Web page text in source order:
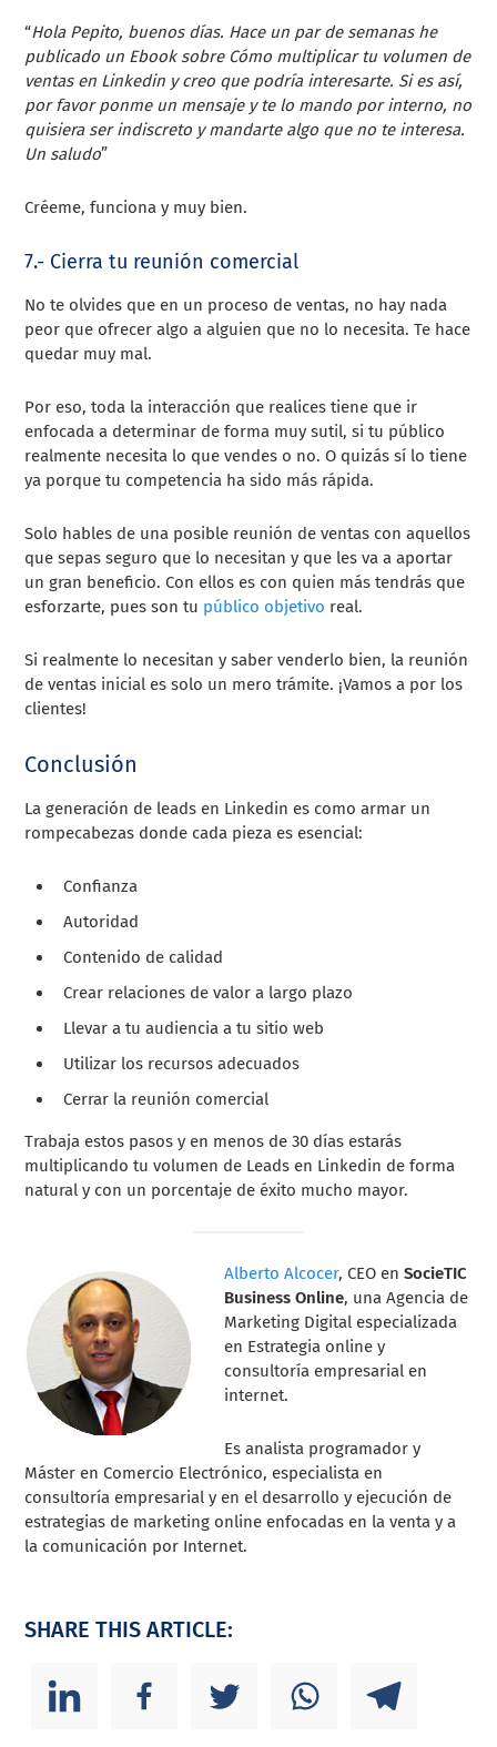
“Hola Pepito, buenos días. Hace un par de semanas he
publicado un Ebook sobre Cómo multiplicar tu volumen de
ventas en Linkedin y creo que podría interesarte. Si es así,
por favor ponme un mensaje y te lo mando por interno, no
quisiera ser indiscreto y mandarte algo que no te interesa.
Un saludo”
Créeme, funciona y muy bien.
7.- Cierra tu reunión comercial
No te olvides que en un proceso de ventas, no hay nada
peor que ofrecer algo a alguien que no lo necesita. Te hace
quedar muy mal.
Por eso, toda la interacción que realices tiene que ir
enfocada a determinar de forma muy sutil, si tu público
realmente necesita lo que vendes o no. O quizás sí lo tiene
ya porque tu competencia ha sido más rápida.
Solo hables de una posible reunión de ventas con aquellos
que sepas seguro que lo necesitan y que les va a aportar
un gran beneficio. Con ellos es con quien más tendrás que
esforzarte, pues son tu público objetivo real.
Si realmente lo necesitan y saber venderlo bien, la reunión
de ventas inicial es solo un mero trámite. ¡Vamos a por los
clientes!
Conclusión
La generación de leads en Linkedin es como armar un
rompecabezas donde cada pieza es esencial:
Confianza
Autoridad
Contenido de calidad
Crear relaciones de valor a largo plazo
Llevar a tu audiencia a tu sitio web
Utilizar los recursos adecuados
Cerrar la reunión comercial
Trabaja estos pasos y en menos de 30 días estarás
multiplicando tu volumen de Leads en Linkedin de forma
natural y con un porcentaje de éxito mucho mayor.
Alberto Alcocer, CEO enSocieTIC
Business Online, una Agencia de
Marketing Digital especializada
en Estrategia online y
consultoría empresarial en
internet.
Es analista programador y
Máster en Comercio Electrónico, especialista en
consultoría empresarial y en el desarrollo y ejecución de
estrategias de marketing online enfocadas en la venta y a
la comunicación por Internet.
SHARE THIS ARTICLE: